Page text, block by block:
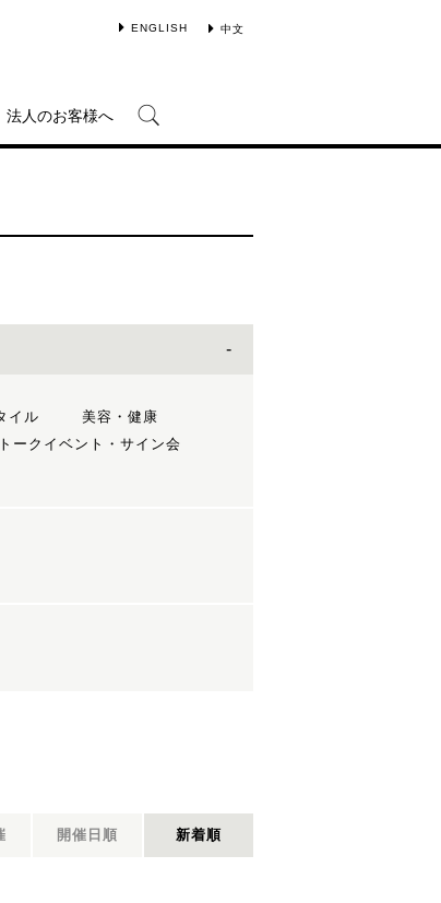
ENGLISH 中文
法人のお客様へ
イル
美容・健康
トークイベント・サイン会
開催日順 新着順